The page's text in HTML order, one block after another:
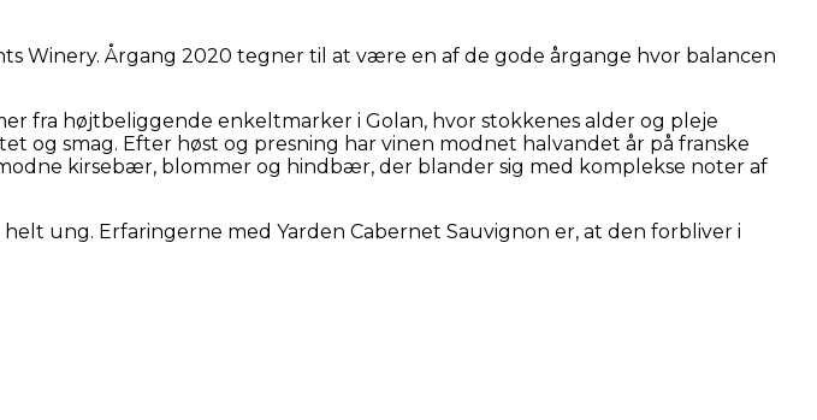
Winery. Årgang 2020 tegner til at være en af de gode årgange hvor balancen
fra højtbeliggende enkeltmarker i Golan, hvor stokkenes alder og pleje
og smag. Efter høst og presning har vinen modnet halvandet år på franske
kirsebær, blommer og hindbær, der blander sig med komplekse noter af
ung. Erfaringerne med Yarden Cabernet Sauvignon er, at den forbliver i